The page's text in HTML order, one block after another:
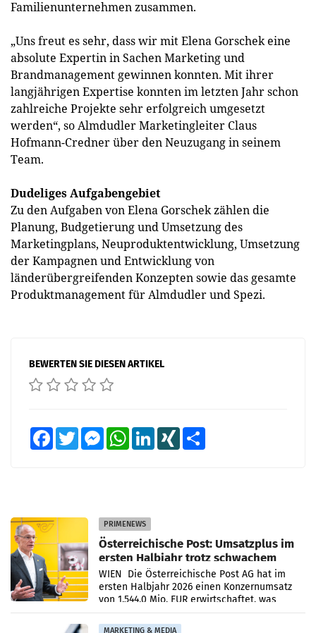
Familienunternehmen zusammen.
„Uns freut es sehr, dass wir mit Elena Gorschek eine
absolute Expertin in Sachen Marketing und
Brandmanagement gewinnen konnten. Mit ihrer
langjährigen Expertise konnten im letzten Jahr schon
zahlreiche Projekte sehr erfolgreich umgesetzt
werden“, so Almdudler Marketingleiter Claus
Hofmann-Credner über den Neuzugang in seinem
Team.
Dudeliges Aufgabengebiet
Zu den Aufgaben von Elena Gorschek zählen die
Planung, Budgetierung und Umsetzung des
Marketingplans, Neuproduktentwicklung, Umsetzung
der Kampagnen und Entwicklung von
länderübergreifenden Konzepten sowie das gesamte
Produktmanagement für Almdudler und Spezi.
BEWERTEN SIE DIESEN ARTIKEL
FacebookTwitter MessengerWhatsAppLinkedInXING
PRIMENEWS
Österreichische Post: Umsatzplus im
ersten Halbjahr trotz schwachem
Briefgeschäft
WIEN Die Österreichische Post AG hat im
ersten Halbjahr 2026 einen Konzernumsatz
von 1.544,0 Mio. EUR erwirtschaftet, was
einem Plus von 3,8 Prozent gegenüber dem
Vergleichszeitraum
MARKETING & MEDIA